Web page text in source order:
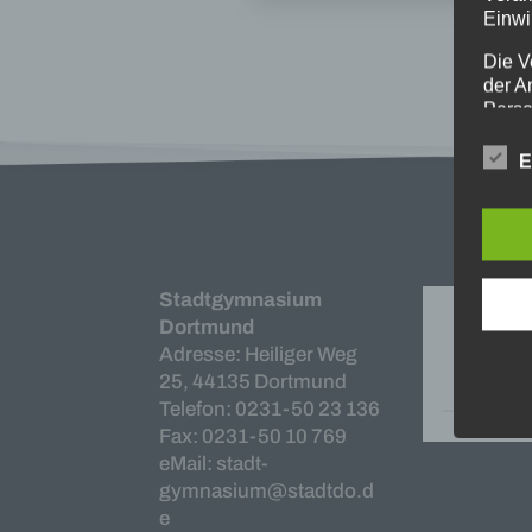
Stadtgymnasium
Dortmund
Adresse: Heiliger Weg
25, 44135 Dortmund
Telefon: 0231-50 23 136
Fax: 0231-50 10 769
eMail: stadt-
gymnasium@stadtdo.d
e
Die
der
uns
Wir
und
Aus